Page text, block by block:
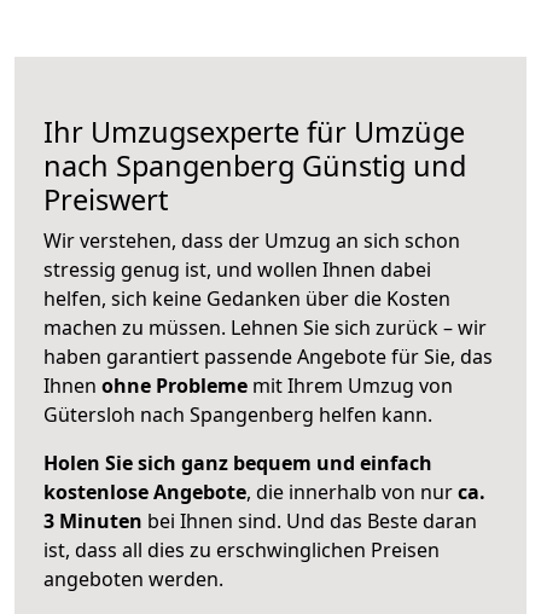
Ihr Umzugsexperte für Umzüge
nach Spangenberg Günstig und
Preiswert
Wir verstehen, dass der Umzug an sich schon
stressig genug ist, und wollen Ihnen dabei
helfen, sich keine Gedanken über die Kosten
machen zu müssen. Lehnen Sie sich zurück – wir
haben garantiert passende Angebote für Sie, das
Ihnen ohne Probleme mit Ihrem Umzug von
Gütersloh nach Spangenberg helfen kann.
Holen Sie sich ganz bequem und einfach
kostenlose Angebote, die innerhalb von nurca.
3 Minuten bei Ihnen sind. Und das Beste daran
ist, dass all dies zu erschwinglichen Preisen
angeboten werden.